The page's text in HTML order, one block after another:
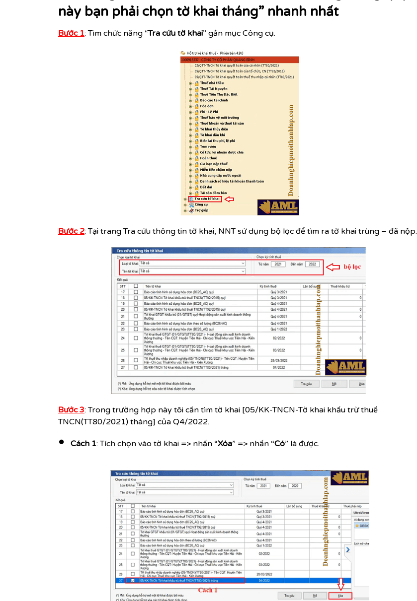
này bạn phải chọn tờ khai tháng” nhanh nhất
Bước 1: Tìm chức năng “Tra cứu tờ khai” gần mục Công cụ.
Bước 2: Tại trang Tra cứu thông tin tờ khai, NNT sử dụng bộ lọc để tìm ra tờ khai trùng – đã nộp.
Bước 3: Trong trường hợp này tôi cần tìm tờ khai [05/KK-TNCN-Tờ khai khấu trừ thuế
TNCN(TT80/2021) tháng] của Q4/2022.
Cách 1: Tích chọn vào tờ khai => nhấn “Xóa” => nhấn “Có” là được.